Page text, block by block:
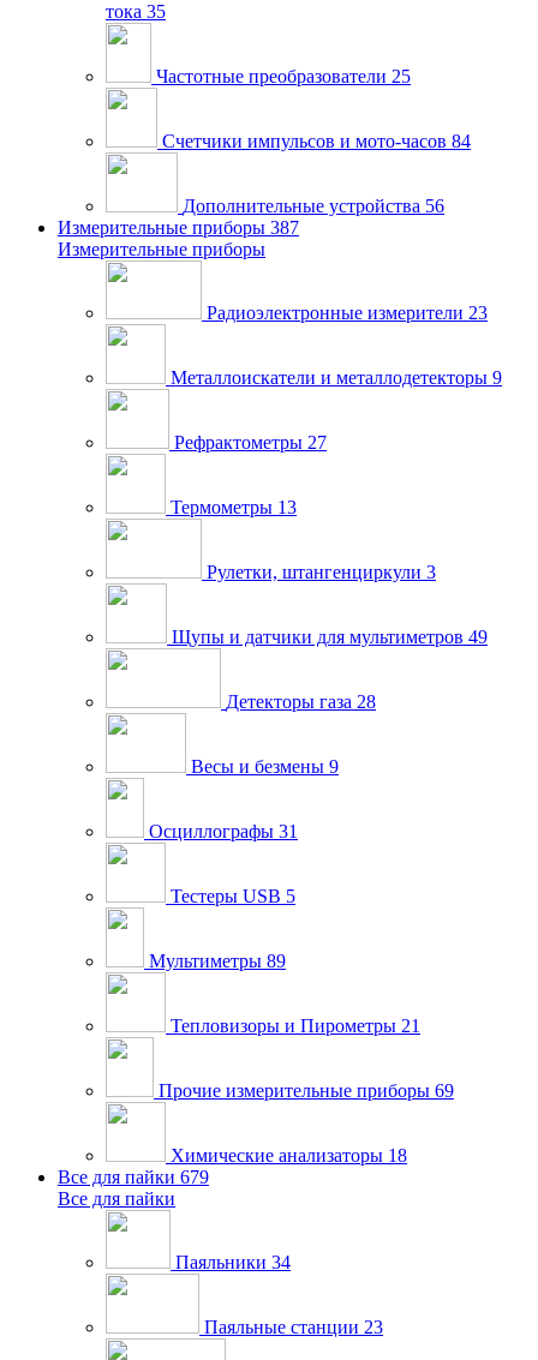
тока 35
Частотные преобразователи 25
Счетчики импульсов и мото-часов 84
Дополнительные устройства 56
Измерительные приборы 387
Измерительные приборы
Радиоэлектронные измерители 23
Металлоискатели и металлодетекторы 9
Рефрактометры 27
Термометры 13
Рулетки, штангенциркули 3
Щупы и датчики для мультиметров 49
Детекторы газа 28
Весы и безмены 9
Осциллографы 31
Тестеры USB 5
Мультиметры 89
Тепловизоры и Пирометры 21
Прочие измерительные приборы 69
Химические анализаторы 18
Все для пайки 679
Все для пайки
Паяльники 34
Паяльные станции 23